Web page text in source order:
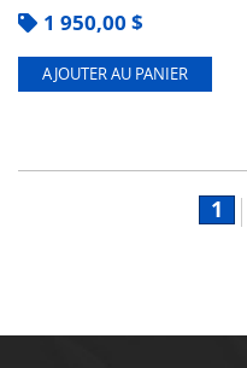
1 950,00 $
AJOUTER AU PANIER
1